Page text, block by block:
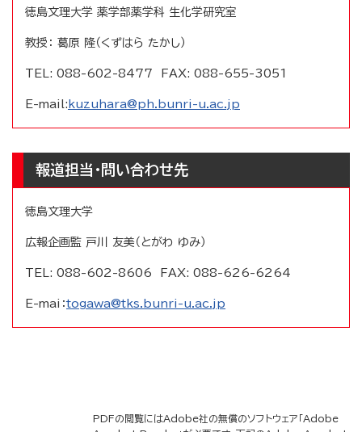
徳島文理大学 薬学部薬学科 生化学研究室
教授： 葛原 隆（くずはら たかし）
TEL: 088-602-8477 FAX: 088-655-3051
E-mail: kuzuhara@ph.bunri-u.ac.jp
報道担当・問い合わせ先
徳島文理大学
広報企画監 戸川 友美（とがわ ゆみ）
TEL: 088-602-8606 FAX: 088-626-6264
E-mai：togawa@tks.bunri-u.ac.jp
PDFの閲覧にはAdobe社の無償のソフトウェア「Adobe